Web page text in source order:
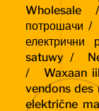
Wholesale /
потрошачи /
satuwy /
/
Waxaan
vendons des
električne